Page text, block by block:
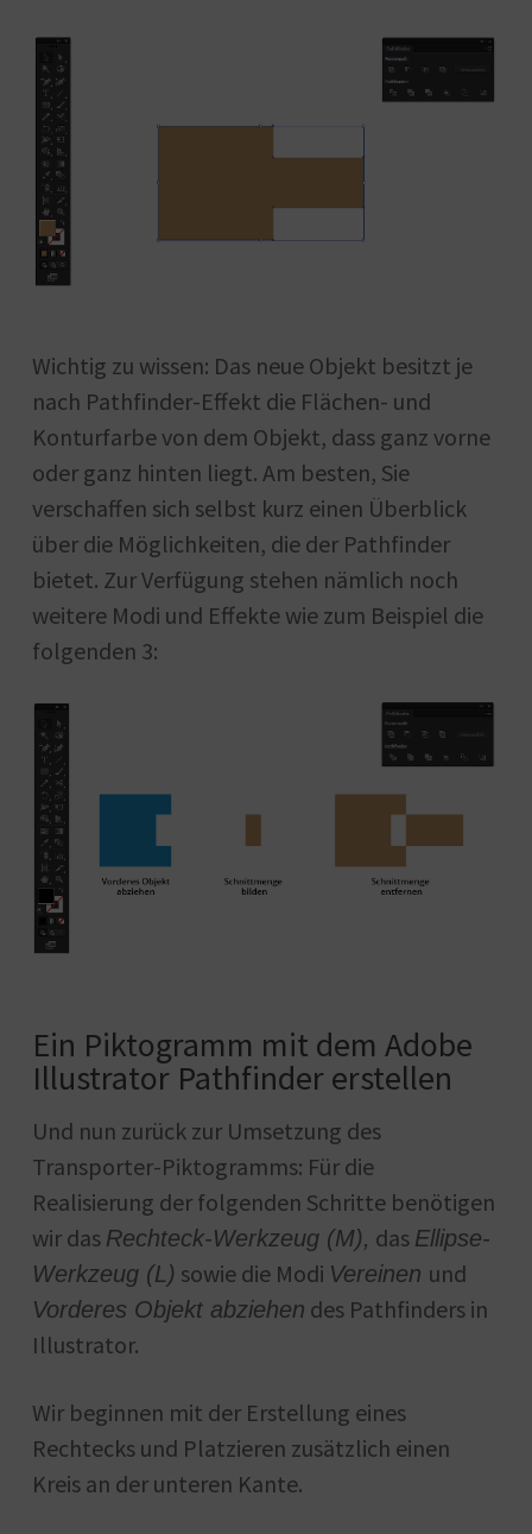
Wichtig zu wissen: Das neue Objekt besitzt je
nach Pathfinder-Effekt die Flächen- und
Konturfarbe von dem Objekt, dass ganz vorne
oder ganz hinten liegt. Am besten, Sie
verschaffen sich selbst kurz einen Überblick
über die Möglichkeiten, die der Pathfinder
bietet. Zur Verfügung stehen nämlich noch
weitere Modi und Effekte wie zum Beispiel die
folgenden 3:
Ein Piktogramm mit dem Adobe
Illustrator Pathfinder erstellen
Und nun zurück zur Umsetzung des
Transporter-Piktogramms: Für die
Realisierung der folgenden Schritte benötigen
wir das Rechteck-Werkzeug (M), das Ellipse-
Werkzeug (L) sowie die Modi Vereinen und
Vorderes Objekt abziehen des Pathfinders in
Illustrator.
Wir beginnen mit der Erstellung eines
Rechtecks und Platzieren zusätzlich einen
Kreis an der unteren Kante.